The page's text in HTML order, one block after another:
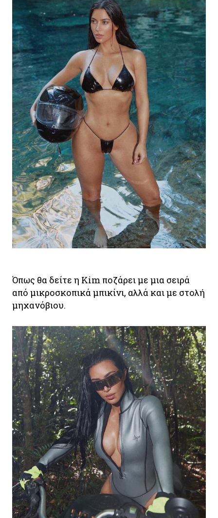
Όπως θα δείτε η Kim ποζάρει με μια σειρά
από μικροσκοπικά μπικίνι, αλλά και με στολή
μηχανόβιου.